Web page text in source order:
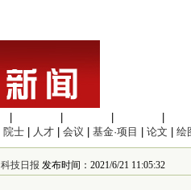
院士 人才 会议 基金·项目 论文 绘
科技日报 发布时间：2021/6/21 11:05:32